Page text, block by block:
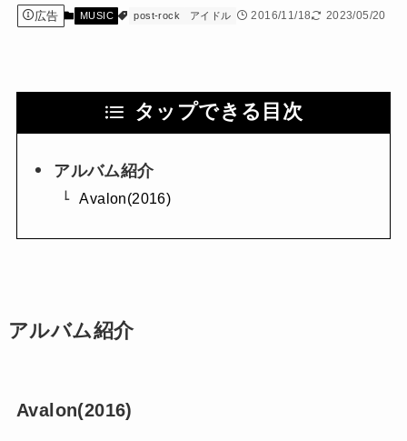
広告 MUSIC post-rock アイドル 2016/11/18 2023/05/20
タップできる目次
アルバム紹介
Avalon(2016)
アルバム紹介
Avalon(2016)